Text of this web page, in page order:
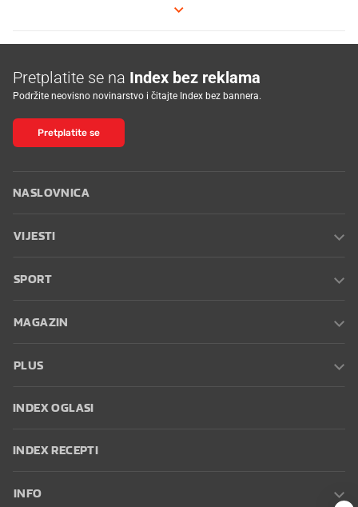
Pretplatite se na Index bez reklama
Podržite neovisno novinarstvo i čitajte Index bez bannera.
Pretplatite se
NASLOVNICA
VIJESTI
SPORT
MAGAZIN
PLUS
INDEX OGLASI
INDEX RECEPTI
INFO